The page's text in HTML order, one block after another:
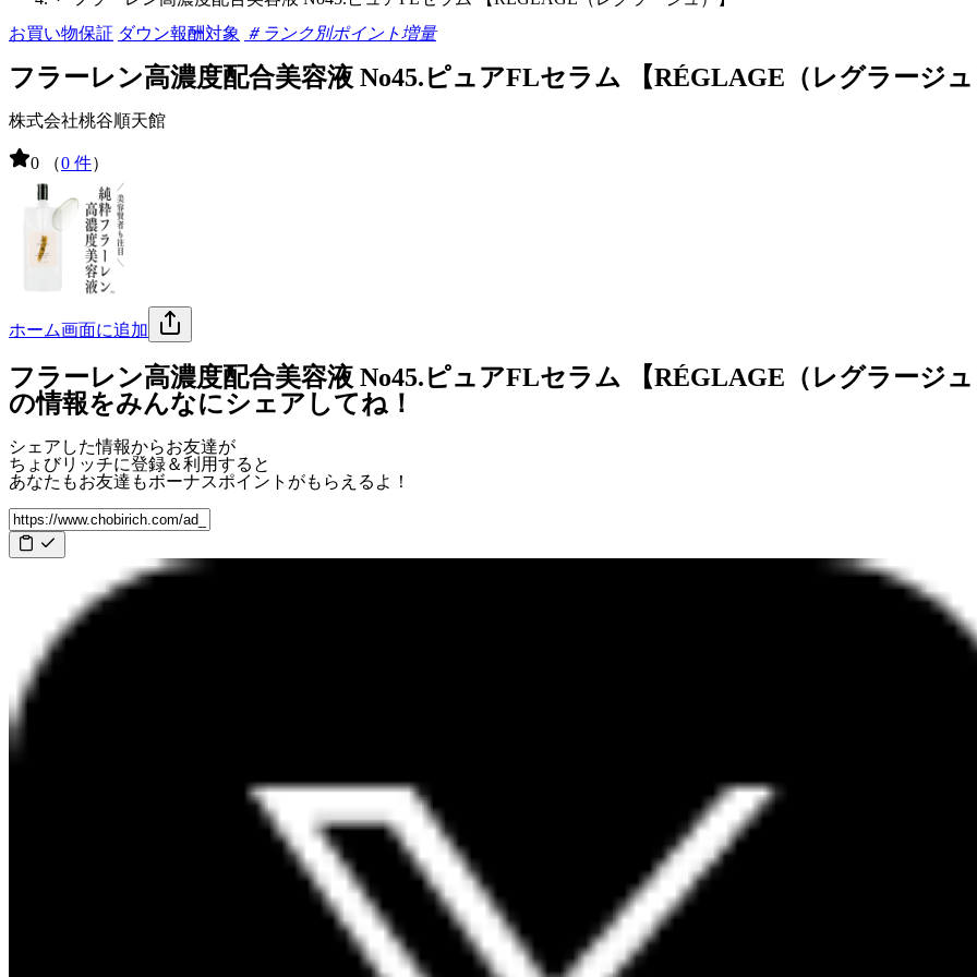
お買い物保証 ダウン報酬対象 ＃ランク別ポイント増量
フラーレン高濃度配合美容液 No45.ピュアFLセラム 【RÉGLAGE（レグラージュ
株式会社桃谷順天館
0 （0 件）
ホーム画面に追加
フラーレン高濃度配合美容液 No45.ピュアFLセラム 【RÉGLAGE（レグラージュ
の情報をみんなにシェアしてね！
シェアした情報からお友達が
ちょびリッチに登録＆利用すると
あなたもお友達もボーナスポイント がもらえるよ！